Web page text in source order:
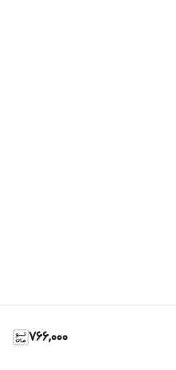
766,000